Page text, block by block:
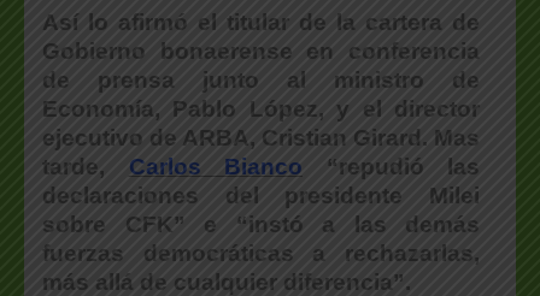
Así lo afirmó el titular de la cartera de
Gobierno bonaerense en conferencia
de prensa junto al ministro de
Economía, Pablo López, y el director
ejecutivo de ARBA, Cristian Girard. Mas
tarde, Carlos Bianco “repudió las
declaraciones del presidente Milei
sobre CFK” e “instó a las demás
fuerzas democráticas a rechazarlas,
más allá de cualquier diferencia”.